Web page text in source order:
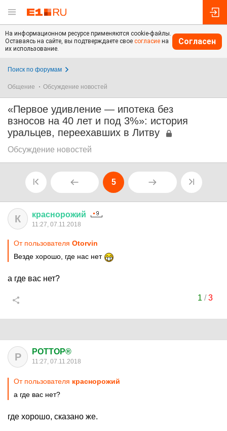
На информационном ресурсе применяются cookie-файлы.
Оставаясь на сайте, вы подтверждаете свое согласие на
их использование.
Согласен
Поиск по форумам
Общение Обсуждение новостей
«Первое удивление — ипотека без
взносов на 40 лет и под 3%»: история
уральцев, переехавших в Литву
Обсуждение новостей
5
К краснорожий
11:27, 07.11.2018
От пользователя Otorvin
Везде хорошо, где нас нет
а где вас нет?
1 /3
P POTTOP®
11:27, 07.11.2018
От пользователя краснорожий
а где вас нет?
где хорошо, сказано же.